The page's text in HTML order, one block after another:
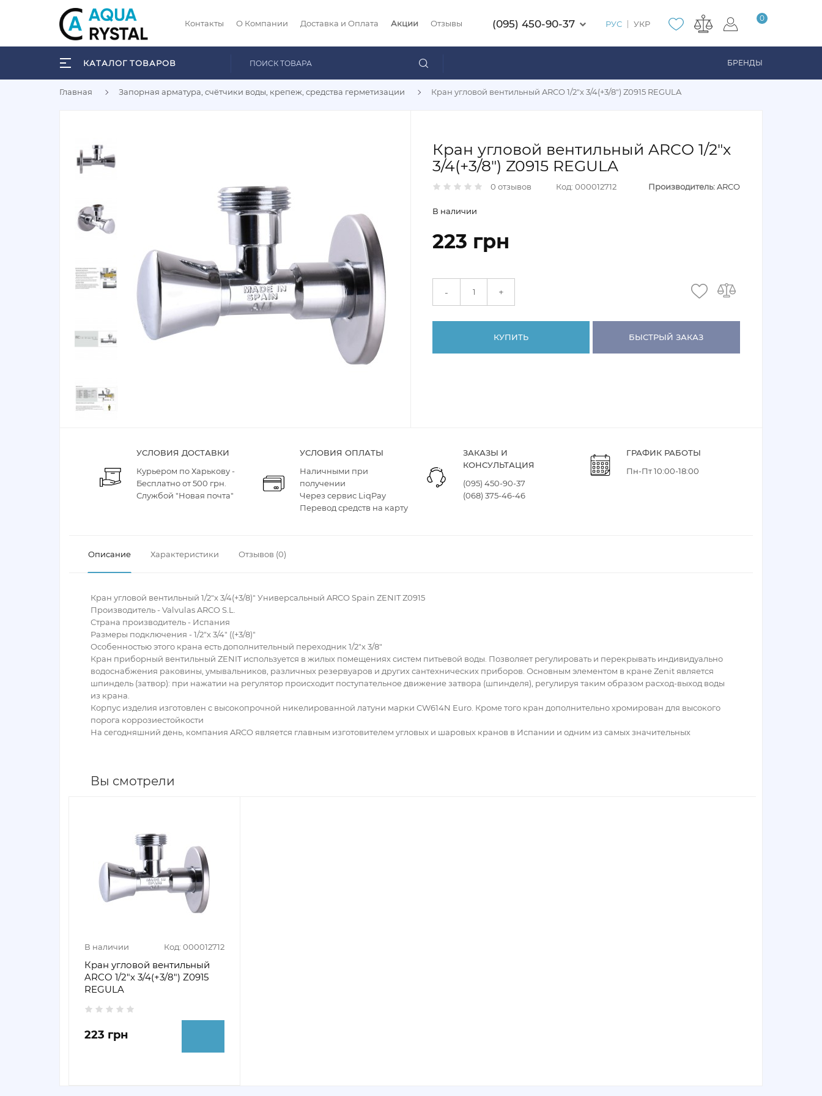
Контакты О Компании Доставка и Оплата Акции Отзывы
0
РУС УКР
(095) 450-90-37
БРЕНДЫ
КАТАЛОГ ТОВАРОВ
Главная Запорная арматура, счётчики воды, крепеж, средства герметизации Кран угловой вентильный ARCO 1/2"х 3/4(+3/8") Z0915 REGULA
Кран угловой вентильный ARCO 1/2"х
3/4(+3/8") Z0915 REGULA
0 отзывов Код: 000012712 Производитель:ARCO
В наличии
223 грн
- +
КУПИТЬ БЫСТРЫЙ ЗАКАЗ
УСЛОВИЯ ДОСТАВКИ
Курьером по Харькову -
Бесплатно от 500 грн.
Службой "Новая почта"
УСЛОВИЯ ОПЛАТЫ
Наличными при
получении
Через сервис LiqPay
Перевод средств на карту
ЗАКАЗЫ И
КОНСУЛЬТАЦИЯ
(095) 450-90-37
(068) 375-46-46
ГРАФИК РАБОТЫ
Пн-Пт 10:00-18:00
Описание Характеристики Отзывов (0)
Кран угловой вентильный 1/2"х 3/4(+3/8)" Универсальный ARCO Spain ZENIT Z0915
Производитель - Valvulas ARCO S.L.
Страна производитель - Испания
Размеры подключения - 1/2"х 3/4" ((+3/8)"
Особенностью этого крана есть дополнительный переходник 1/2"х 3/8"
Кран приборный вентильный ZENIT используется в жилых помещениях систем питьевой воды. Позволяет регулировать и перекрывать индивидуально
водоснабжения раковины, умывальников, различных резервуаров и других сантехнических приборов. Основным элементом в кране Zenit является
шпиндель (затвор): при нажатии на регулятор происходит поступательное движение затвора (шпинделя), регулируя таким образом расход-выход воды
из крана.
Корпус изделия изготовлен с высокопрочной никелированной латуни марки CW614N Euro. Кроме того кран дополнительно хромирован для высокого
порога коррозиестойкости
На сегодняшний день, компания ARCO является главным изготовителем угловых и шаровых кранов в Испании и одним из самых значительных
Вы смотрели
В наличии Код: 000012712
Кран угловой вентильный
ARCO 1/2"х 3/4(+3/8") Z0915
REGULA
223 грн